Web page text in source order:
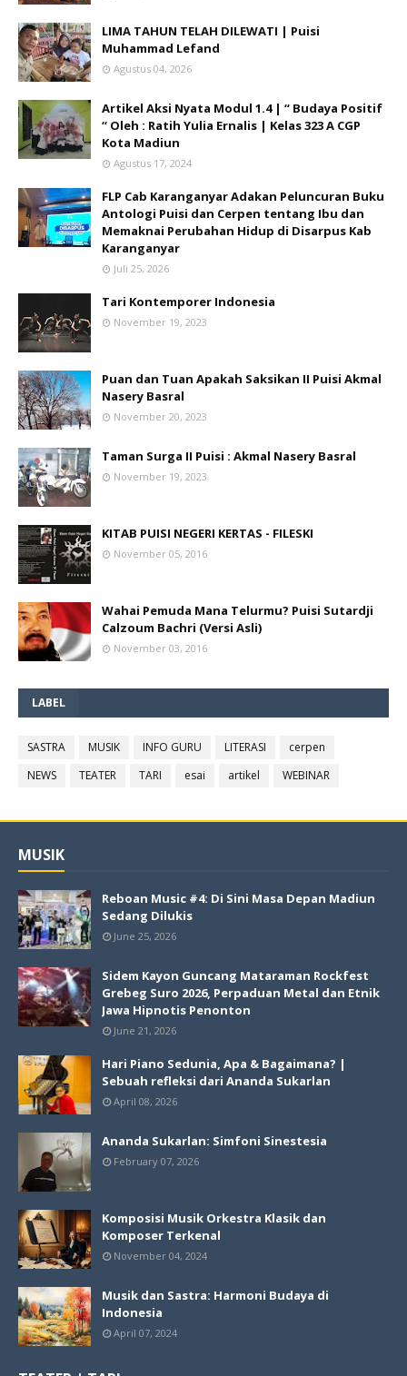
LIMA TAHUN TELAH DILEWATI | Puisi
Muhammad Lefand
Agustus 04, 2026
Artikel Aksi Nyata Modul 1.4 | “ Budaya Positif
“ Oleh : Ratih Yulia Ernalis | Kelas 323 A CGP
Kota Madiun
Agustus 17, 2024
FLP Cab Karanganyar Adakan Peluncuran Buku
Antologi Puisi dan Cerpen tentang Ibu dan
Memaknai Perubahan Hidup di Disarpus Kab
Karanganyar
Juli 25, 2026
Tari Kontemporer Indonesia
November 19, 2023
Puan dan Tuan Apakah Saksikan II Puisi Akmal
Nasery Basral
November 20, 2023
Taman Surga II Puisi : Akmal Nasery Basral
November 19, 2023
KITAB PUISI NEGERI KERTAS - FILESKI
November 05, 2016
Wahai Pemuda Mana Telurmu? Puisi Sutardji
Calzoum Bachri (Versi Asli)
November 03, 2016
LABEL
SASTRA MUSIK INFO GURU LITERASI
cerpen
NEWS
TEATER TARI esai artikel WEBINAR
MUSIK
Reboan Music #4: Di Sini Masa Depan Madiun
Sedang Dilukis
June 25, 2026
Sidem Kayon Guncang Mataraman Rockfest
Grebeg Suro 2026, Perpaduan Metal dan Etnik
Jawa Hipnotis Penonton
June 21, 2026
Hari Piano Sedunia, Apa & Bagaimana? |
Sebuah refleksi dari Ananda Sukarlan
April 08, 2026
Ananda Sukarlan: Simfoni Sinestesia
February 07, 2026
Komposisi Musik Orkestra Klasik dan
Komposer Terkenal
November 04, 2024
Musik dan Sastra: Harmoni Budaya di
Indonesia
April 07, 2024